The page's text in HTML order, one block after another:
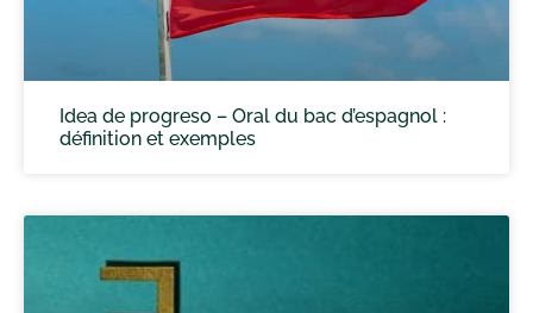
Idea de progreso – Oral du bac d’espagnol :
définition et exemples